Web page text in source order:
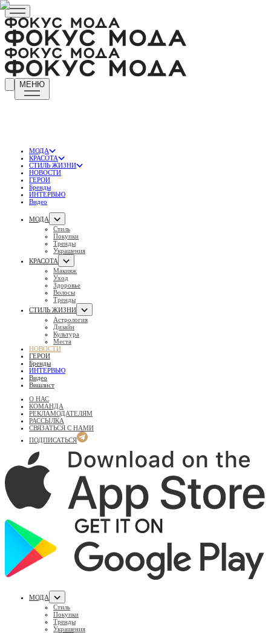
МЕНЮ
МОДА
КРАСОТА
СТИЛЬ ЖИЗНИ
НОВОСТИ
ГЕРОИ
Бренды
ИНТЕРВЬЮ
Видео
МОДА
Стиль
Покупки
Тренды
Украшения
КРАСОТА
Макияж
Уход
Здоровье
Волосы
Тренды
СТИЛЬ ЖИЗНИ
Астрология
Дизайн
Культура
Места
НОВОСТИ
ГЕРОИ
Бренды
ИНТЕРВЬЮ
Видео
Вишлист
О НАС
КОМАНДА
РЕКЛАМОДАТЕЛЯМ
РАССЫЛКА
СВЯЗАТЬСЯ С НАМИ
ПОДПИСАТЬСЯ
МОДА
Стиль
Покупки
Тренды
Украшения